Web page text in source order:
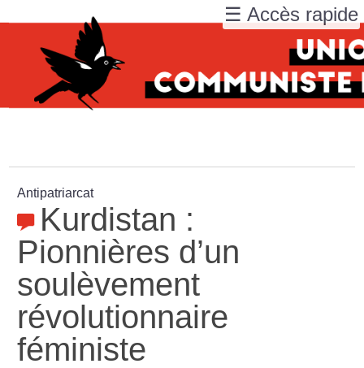
Antipatriarcat
Kurdistan :
Pionnières d’un
soulèvement
révolutionnaire
féministe
☰ Accès rapide